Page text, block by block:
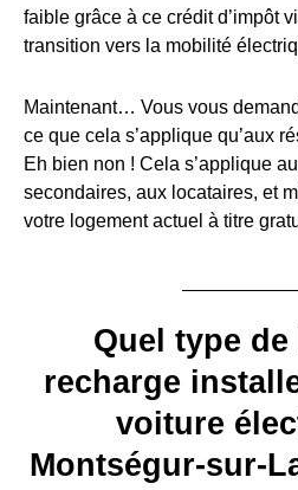
faible grâce à ce crédit d’impôt
transition vers la mobilité
Maintenant… Vous vous
ce que cela s’applique qu’aux
Eh bien non ! Cela s’applique
secondaires, aux locataires, et
votre logement actuel à titre
Quel type
recharge
voiture
Montségur-sur-